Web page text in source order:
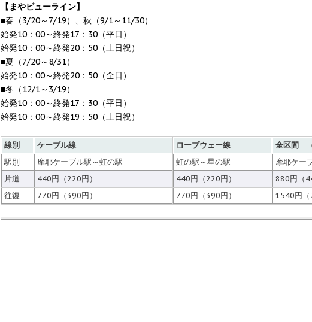
【まやビューライン】
■春（3/20～7/19）、秋（9/1～11/30）
始発10：00～終発17：30（平日）
始発10：00～終発20：50（土日祝）
■夏（7/20～8/31）
始発10：00～終発20：50（全日）
■冬（12/1～3/19）
始発10：00～終発17：30（平日）
始発10：00～終発19：50（土日祝）
線別 ケーブル線 ロープウェー線
全区間
駅別
摩耶ケーブル駅～虹の駅 虹の駅～星の駅
摩耶ケー
片道
440円（220円） 440円（220円）
880円（
往復
770円（390円） 770円（390円） 1540円（